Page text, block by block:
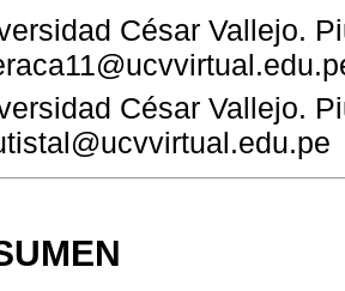
César Vallejo.
César Vallejo.